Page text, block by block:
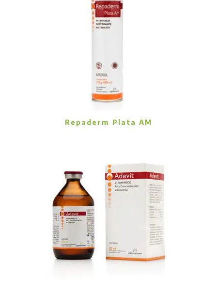
Repaderm Plata AM